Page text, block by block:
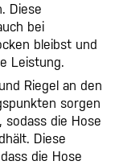
Diese
bei
bleibst und
Leistung.
Riegel an den
sorgen
die Hose
Diese
die Hose